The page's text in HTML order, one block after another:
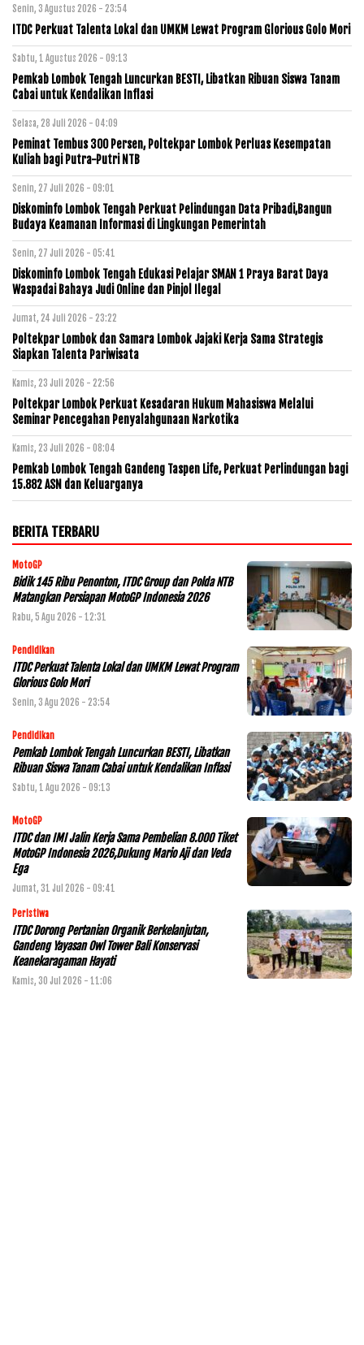
Senin, 3 Agustus 2026 - 23:54
ITDC Perkuat Talenta Lokal dan UMKM Lewat Program Glorious Golo Mori
Sabtu, 1 Agustus 2026 - 09:13
Pemkab Lombok Tengah Luncurkan BESTI, Libatkan Ribuan Siswa Tanam
Cabai untuk Kendalikan Inflasi
Selasa, 28 Juli 2026 - 04:09
Peminat Tembus 300 Persen, Poltekpar Lombok Perluas Kesempatan
Kuliah bagi Putra-Putri NTB
Senin, 27 Juli 2026 - 09:01
Diskominfo Lombok Tengah Perkuat Pelindungan Data Pribadi,Bangun
Budaya Keamanan Informasi di Lingkungan Pemerintah
Senin, 27 Juli 2026 - 05:41
Diskominfo Lombok Tengah Edukasi Pelajar SMAN 1 Praya Barat Daya
Waspadai Bahaya Judi Online dan Pinjol Ilegal
Jumat, 24 Juli 2026 - 23:22
Poltekpar Lombok dan Samara Lombok Jajaki Kerja Sama Strategis
Siapkan Talenta Pariwisata
Kamis, 23 Juli 2026 - 22:56
Poltekpar Lombok Perkuat Kesadaran Hukum Mahasiswa Melalui
Seminar Pencegahan Penyalahgunaan Narkotika
Kamis, 23 Juli 2026 - 08:04
Pemkab Lombok Tengah Gandeng Taspen Life, Perkuat Perlindungan bagi
15.882 ASN dan Keluarganya
BERITA TERBARU
MotoGP
Bidik 145 Ribu Penonton, ITDC Group dan Polda NTB
Matangkan Persiapan MotoGP Indonesia 2026
Rabu, 5 Agu 2026 - 12:31
Pendidikan
ITDC Perkuat Talenta Lokal dan UMKM Lewat Program
Glorious Golo Mori
Senin, 3 Agu 2026 - 23:54
Pendidikan
Pemkab Lombok Tengah Luncurkan BESTI, Libatkan
Ribuan Siswa Tanam Cabai untuk Kendalikan Inflasi
Sabtu, 1 Agu 2026 - 09:13
MotoGP
ITDC dan IMI Jalin Kerja Sama Pembelian 8.000 Tiket
MotoGP Indonesia 2026,Dukung Mario Aji dan Veda
Ega
Jumat, 31 Jul 2026 - 09:41
Peristiwa
ITDC Dorong Pertanian Organik Berkelanjutan,
Gandeng Yayasan Owl Tower Bali Konservasi
Keanekaragaman Hayati
Kamis, 30 Jul 2026 - 11:06